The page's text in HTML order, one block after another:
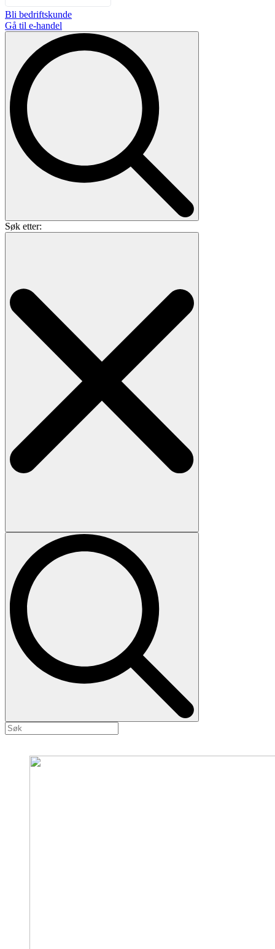
Svenska
English (UK)
Dansk
Bli bedriftskunde
Gå til e-handel
Søk etter: